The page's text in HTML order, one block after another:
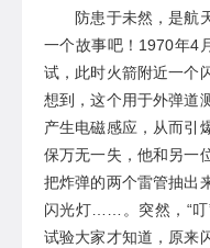
防患于未然，是航
一个故事吧 ！ 1970年4
试，此时火箭附近一个
想到，这个用于外弹道
产生电磁感应，从而引
保万无一失，他和另一
把炸弹的两个雷管抽出
闪光灯……。突然，“叮
试验大家才知道，原来